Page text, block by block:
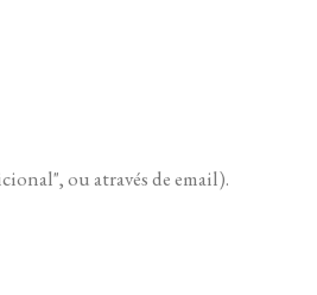
ou através de email).